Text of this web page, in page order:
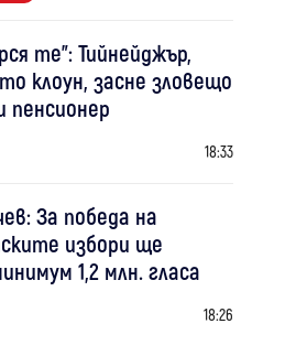
те": Тийнейджър,
клоун, засне зловещо
пенсионер
18:33
За победа на
избори ще
1,2 млн. гласа
18:26